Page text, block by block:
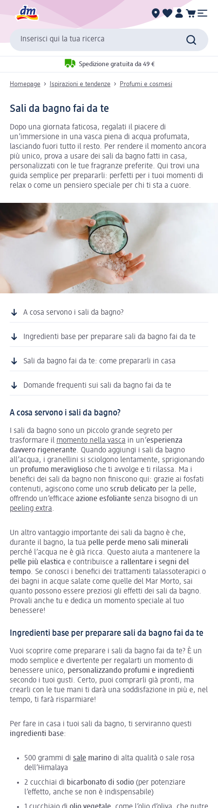
Inserisci qui la tua ricerca
Spedizione gratuita da 49 €
Homepage Ispirazioni e tendenze Profumi e cosmesi
Sali da bagno fai da te
Dopo una giornata faticosa, regalati il piacere di
un’immersione in una vasca piena di acqua profumata,
lasciando fuori tutto il resto. Per rendere il momento ancora
più unico, prova a usare dei sali da bagno fatti in casa,
personalizzati con le tue fragranze preferite. Qui trovi una
guida semplice per prepararli: perfetti per i tuoi momenti di
relax o come un pensiero speciale per chi ti sta a cuore.
A cosa servono i sali da bagno?
Ingredienti base per preparare sali da bagno fai da te
Sali da bagno fai da te: come prepararli in casa
Domande frequenti sui sali da bagno fai da te
A cosa servono i sali da bagno?
I sali da bagno sono un piccolo grande segreto per
trasformare il momento nella vasca in un’esperienza
davvero rigenerante. Quando aggiungi i sali da bagno
all’acqua, i granellini si sciolgono lentamente, sprigionando
un profumo meraviglioso che ti avvolge e ti rilassa. Ma i
benefici dei sali da bagno non finiscono qui: grazie ai fosfati
contenuti, agiscono come uno scrub delicato per la pelle,
offrendo un’efficace azione esfoliante senza bisogno di un
peeling extra.
Un altro vantaggio importante dei sali da bagno è che,
durante il bagno, la tua pelle perde meno sali minerali
perché l’acqua ne è già ricca. Questo aiuta a mantenere la
pelle più elastica e contribuisce a rallentare i segni del
tempo. Se conosci i benefici dei trattamenti talassoterapici o
dei bagni in acque salate come quelle del Mar Morto, sai
quanto possono essere preziosi gli effetti dei sali da bagno.
Provali anche tu e dedica un momento speciale al tuo
benessere!
Ingredienti base per preparare sali da bagno fai da te
Vuoi scoprire come preparare i sali da bagno fai da te? È un
modo semplice e divertente per regalarti un momento di
benessere unico, personalizzando profumi e ingredienti
secondo i tuoi gusti. Certo, puoi comprarli già pronti, ma
crearli con le tue mani ti darà una soddisfazione in più e, nel
tempo, ti farà risparmiare!
Per fare in casa i tuoi sali da bagno, ti serviranno questi
ingredienti base:
500 grammi di sale marino di alta qualità o sale rosa
dell’Himalaya
2 cucchiai di bicarbonato di sodio (per potenziare
l’effetto, anche se non è indispensabile)